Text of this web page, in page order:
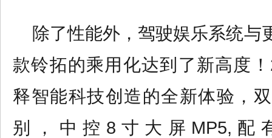
除了性能外，驾驶娱乐系统与
款铃拓的乘用化达到了新高度！
释智能科技创造的全新体验，
别，中控8寸大屏MP5,配